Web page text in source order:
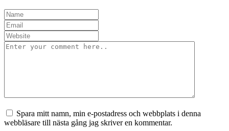
Spara mitt namn, min e-postadress och webbplats i denna
webbläsare till nästa gång jag skriver en kommentar.